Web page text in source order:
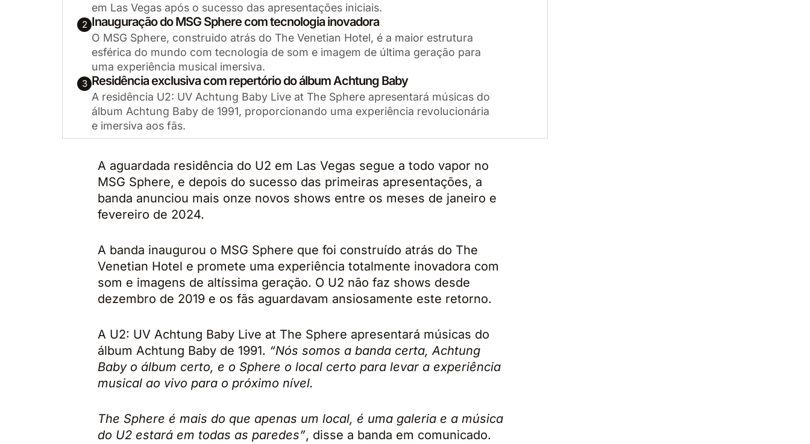
em Las Vegas após o sucesso das apresentações iniciais.
2 Inauguração do MSG Sphere com tecnologia inovadora
O MSG Sphere, construido atrás do The Venetian Hotel, é a maior estrutura
esférica do mundo com tecnologia de som e imagem de última geração para
uma experiência musical imersiva.
3 Residência exclusiva com repertório do álbum Achtung Baby
A residência U2: UV Achtung Baby Live at The Sphere apresentará músicas do
álbum Achtung Baby de 1991, proporcionando uma experiência revolucionária
e imersiva aos fãs.
A aguardada residência do U2 em Las Vegas segue a todo vapor no
MSG Sphere, e depois do sucesso das primeiras apresentações, a
banda anunciou mais onze novos shows entre os meses de janeiro e
fevereiro de 2024.
A banda inaugurou o MSG Sphere que foi construído atrás do The
Venetian Hotel e promete uma experiência totalmente inovadora com
som e imagens de altíssima geração. O U2 não faz shows desde
dezembro de 2019 e os fãs aguardavam ansiosamente este retorno.
A U2: UV Achtung Baby Live at The Sphere apresentará músicas do
álbum Achtung Baby de 1991. “Nós somos a banda certa, Achtung
Baby o álbum certo, e o Sphere o local certo para levar a experiência
musical ao vivo para o próximo nível.
The Sphere é mais do que apenas um local, é uma galeria e a música
do U2 estará em todas as paredes”, disse a banda em comunicado.